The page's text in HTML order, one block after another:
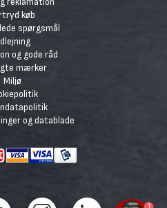
køb
spørgsmål
og gode råd
mærker
Miljø
og datablade